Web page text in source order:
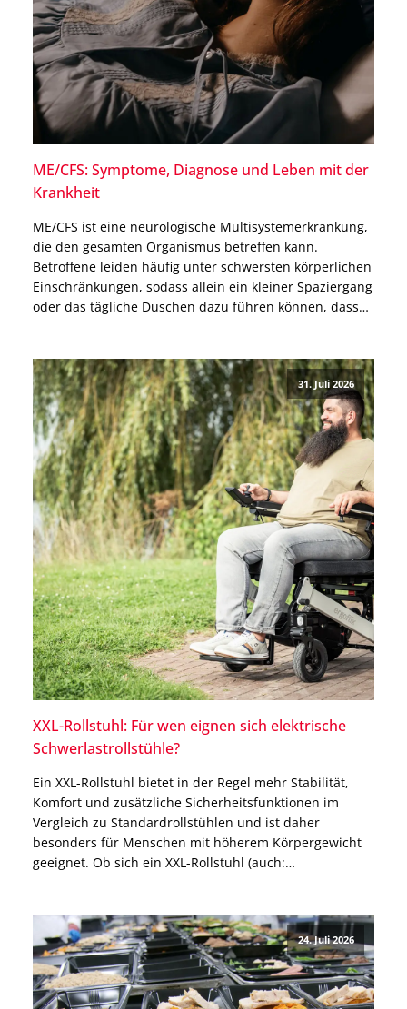
ME/CFS: Symptome, Diagnose und Leben mit der
Krankheit
ME/CFS ist eine neurologische Multisystemerkrankung,
die den gesamten Organismus betreffen kann.
Betroffene leiden häufig unter schwersten körperlichen
Einschränkungen, sodass allein ein kleiner Spaziergang
oder das tägliche Duschen dazu führen können, dass
Erschöpfungszustand ist, welche Ursachen bekannt
und welche Therapien möglich sind, […]
31. Juli 2026
XXL-Rollstuhl: Für wen eignen sich elektrische
Schwerlastrollstühle?
Ein XXL-Rollstuhl bietet in der Regel mehr Stabilität,
Komfort und zusätzliche Sicherheitsfunktionen im
Vergleich zu Standardrollstühlen und ist daher
besonders für Menschen mit höherem Körpergewicht
geeignet. Ob sich ein XXL-Rollstuhl (auch:
große Menschen oder Menschen mit einem allgemein
breiten Körperbau […]
24. Juli 2026